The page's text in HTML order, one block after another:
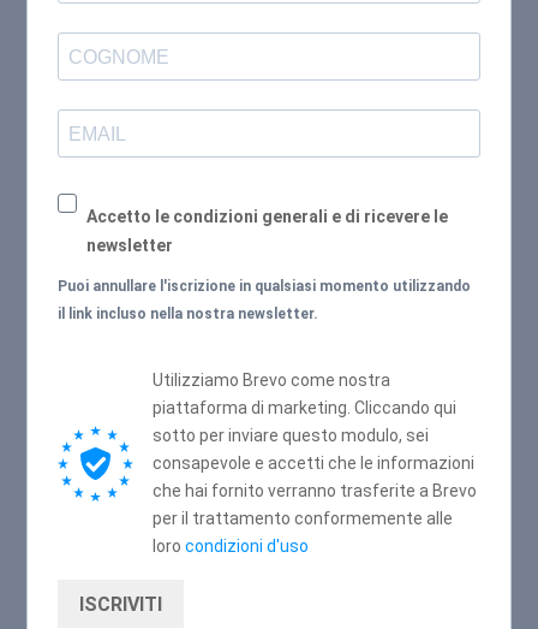
Accetto le condizioni generali e di ricevere le
newsletter
Puoi annullare l'iscrizione in qualsiasi momento utilizzando
il link incluso nella nostra newsletter.
Utilizziamo Brevo come nostra
piattaforma di marketing. Cliccando qui
sotto per inviare questo modulo, sei
consapevole e accetti che le informazioni
che hai fornito verranno trasferite a Brevo
per il trattamento conformemente alle
loro condizioni d'uso
ISCRIVITI